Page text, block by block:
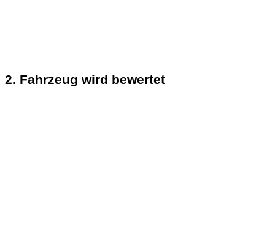
2. Fahrzeug wird bewertet